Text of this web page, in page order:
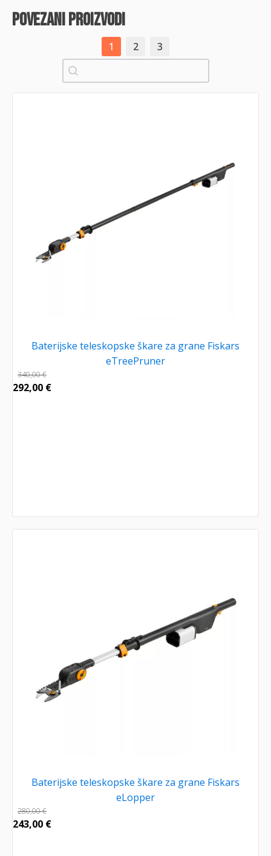
povezani proizvodi
1 2
3
Pretraži
Baterijske teleskopske škare za grane Fiskars
eTreePruner
340,00€
292,00 €
Baterijske teleskopske škare za grane Fiskars
eLopper
280,00€
243,00 €